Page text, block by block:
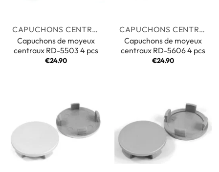
CAPUCHONS CENTRAUX
Capuchons de moyeux
centraux RD-5503 4 pcs
€24.90
CAPUCHONS CENTRAUX
Capuchons de moyeux
centraux RD-5606 4 pcs
€24.90